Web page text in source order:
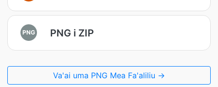
PNG PNG i ZIP
Va'ai uma PNG Mea Fa'aliliu →